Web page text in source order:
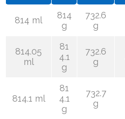
814 ml
814
g
732.6
g
814.05
ml
81
4.1
g
732.6
g
814.1 ml
81
4.1
g
732.7
g